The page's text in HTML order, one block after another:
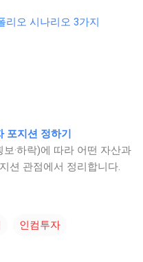
리오 시나리오 3가지
포지션 정하기
·하락)에 따라 어떤 자산과
션 관점에서 정리합니다.
인컴투자